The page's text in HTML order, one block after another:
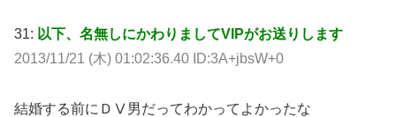
31: 以下、名無しにかわりましてVIPがお送りします
2013/11/21 (木) 01:02:36.40 ID:3A+jbsW+0
結婚する前にＤⅤ男だってわかってよかったな